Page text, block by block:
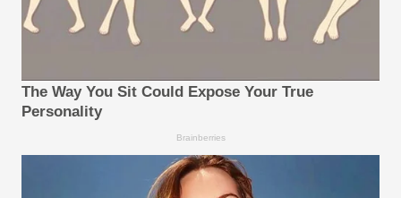
The Way You Sit Could Expose Your True
Personality
Brainberries